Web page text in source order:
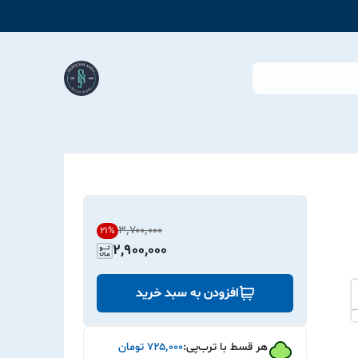
۳٬۷۰۰٬۰۰۰ 21%
2,900,000
افزودن به سبد خرید
هر قسط با ترب‌پی:۷۲۵٬۰۰۰ تومان